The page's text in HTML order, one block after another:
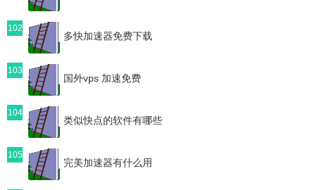
102
多快加速器免费下载
103
国外vps 加速免费
104
类似快点的软件有哪些
105
完美加速器有什么用